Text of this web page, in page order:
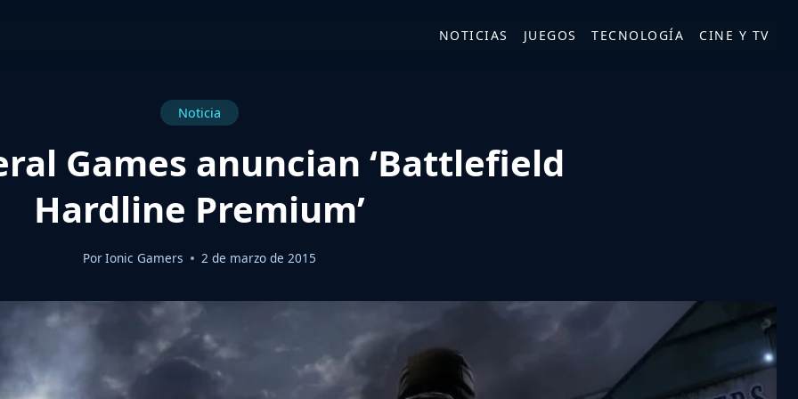
NOTICIAS JUEGOS TECNOLOGÍA CINE Y TV
Noticia
Games anuncian ‘Battlefield
Hardline Premium’
PorIonic Gamers 2 de marzo de 2015